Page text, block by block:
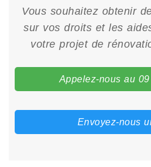
Vous souhaitez obtenir
sur vos droits et les
votre projet de
Appelez-nous au
Envoyez-nous